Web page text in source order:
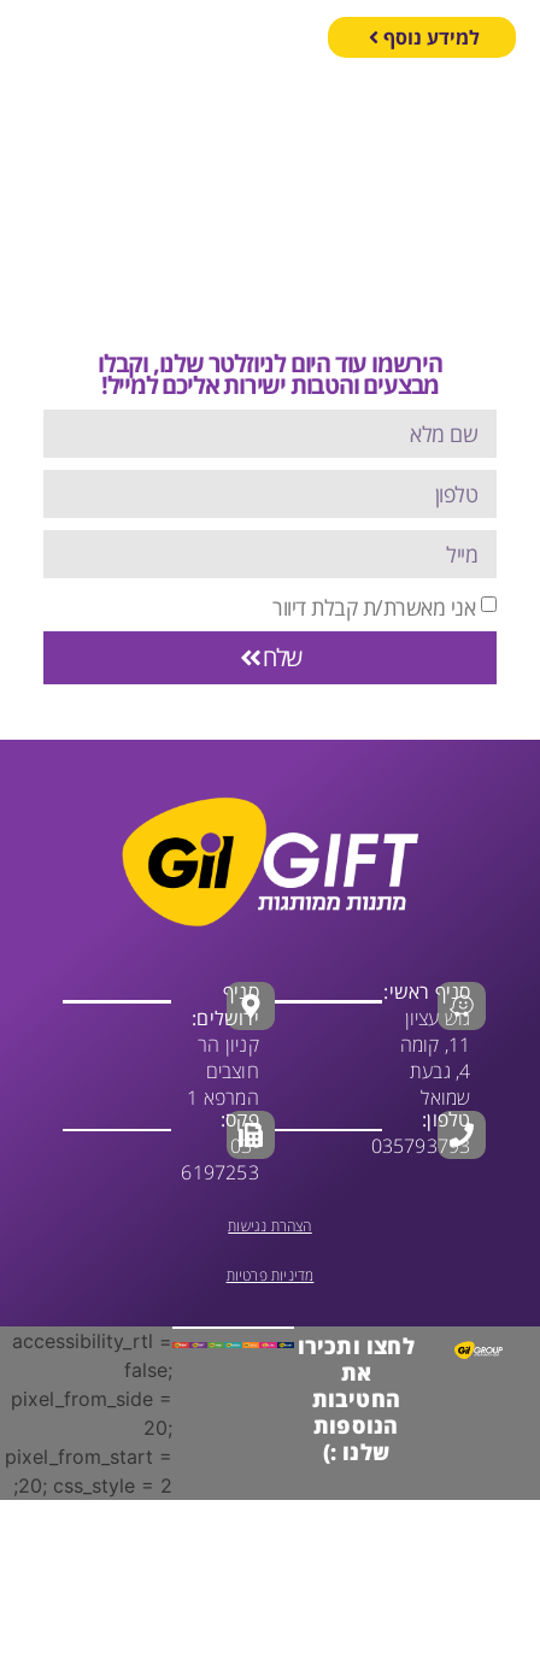
נוסף
הירשמו עוד היום לניוזלטר שלנו, וקבלו
מבצעים והטבות ישירות אליכם למייל!
אני מאשרת/ת קבלת דיוור
סניף ראשי:
גוש עציון
11, קומה
ירושלים:
טלפון:
035793793
6197253
הצהרת נגישות
מדיניות פרטיות
לחצו ותכירו
החטיבות
הנוספות
שלנו :)
accessibility_rtl =
pixel_from_side =
pixel_from_start =
20; css_style = 2;